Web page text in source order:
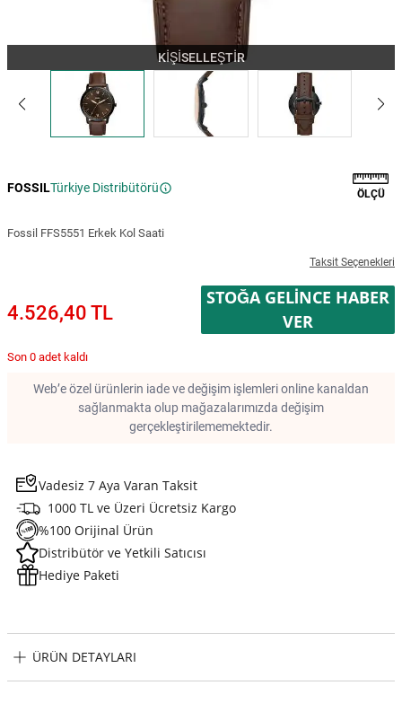
KİŞİSELLEŞTİR
FOSSILTürkiye Distribütörü ÖLÇÜ
Fossil FFS5551 Erkek Kol Saati
Taksit Seçenekleri
4.526,40 TL
STOĞA GELINCE HABER
VER
Son 0 adet kaldı
Web’e özel ürünlerin iade ve değişim işlemleri online kanaldan
sağlanmakta olup mağazalarımızda değişim
gerçekleştirilememektedir.
Vadesiz 7 Aya Varan Taksit
1000 TL ve Üzeri Ücretsiz Kargo
%100 Orijinal Ürün
Distribütör ve Yetkili Satıcısı
Hediye Paketi
ÜRÜN DETAYLARI